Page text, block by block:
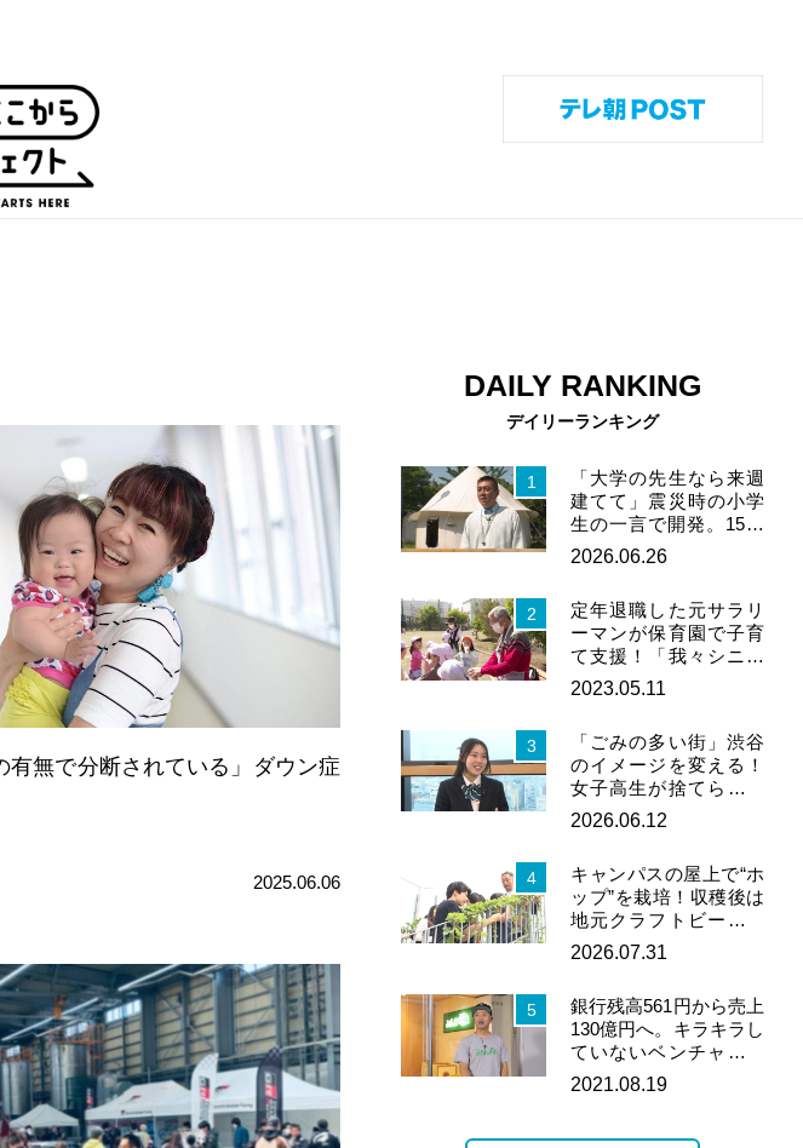
instagram rss
有無で分断されている」ダウン症
2025.06.06
DAILY RANKING
デイリーランキング
1
「大学の先生なら来週
建てて」震災時の小学
生の一言で開発。15分
で誰でも作れる「イン
ス…
2026.06.26
2
定年退職した元サラリ
ーマンが保育園で子育
て支援！「我々シニア
でも役割はある」
2023.05.11
3
「ごみの多い街」渋谷
のイメージを変える！
女子高生が捨てられる
服を“捨てない思い
出”に…
2026.06.12
4
キャンパスの屋上で“ホ
ップ”を栽培！収穫後は
地元クラフトビールへ
都市緑化にも効果
2026.07.31
5
銀行残高561円から売上
130億円へ。キラキラし
ていないベンチャーが
起こした“顔の見える
電…
2021.08.19